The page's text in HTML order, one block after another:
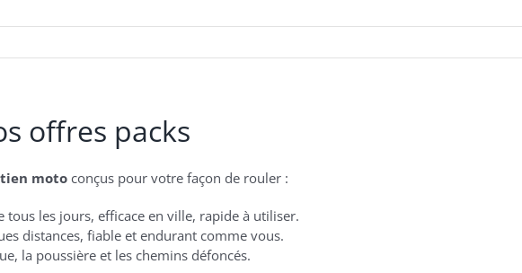
offres packs
moto conçus pour votre façon de rouler :
tous les jours, efficace en ville, rapide à utiliser.
distances, fiable et endurant comme vous.
la poussière et les chemins défoncés.